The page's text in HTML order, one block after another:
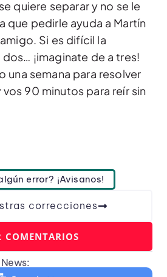
quiere separar y no se le
que pedirle ayuda a Martín
Si es difícil la
¡imaginate de a tres!
una semana para resolver
90 minutos para reír sin
error? ¡Avisanos!
correcciones
COMENTARIOS